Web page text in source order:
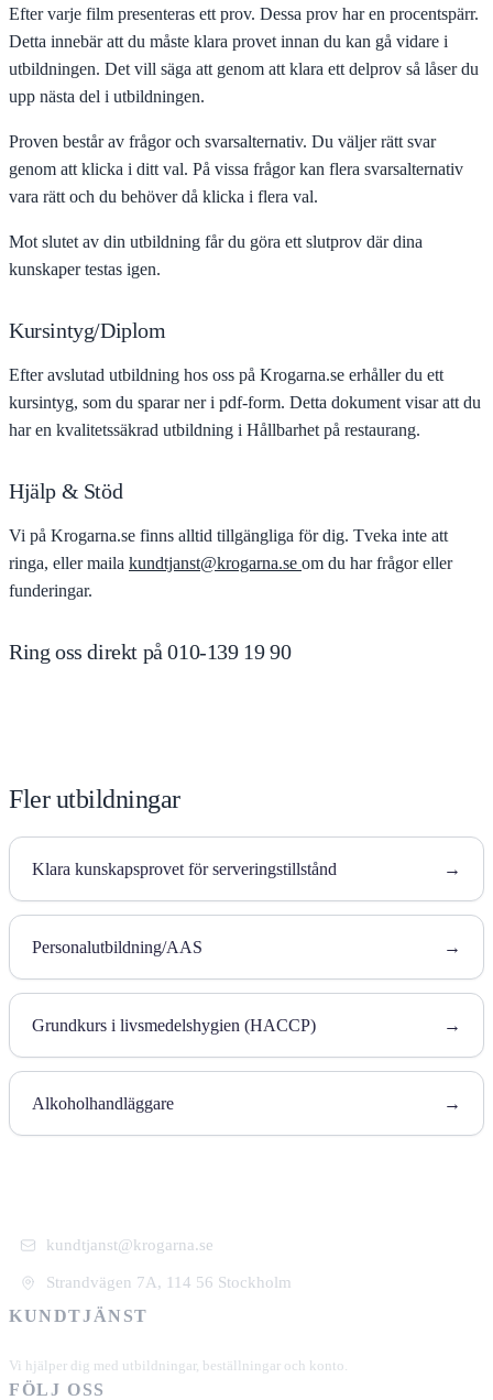
Efter varje film presenteras ett prov. Dessa prov har en procentspärr.
Detta innebär att du måste klara provet innan du kan gå vidare i
utbildningen. Det vill säga att genom att klara ett delprov så låser du
upp nästa del i utbildningen.
Proven består av frågor och svarsalternativ. Du väljer rätt svar
genom att klicka i ditt val. På vissa frågor kan flera svarsalternativ
vara rätt och du behöver då klicka i flera val.
Mot slutet av din utbildning får du göra ett slutprov där dina
kunskaper testas igen.
Kursintyg/Diplom
Efter avslutad utbildning hos oss på Krogarna.se erhåller du ett
kursintyg, som du sparar ner i pdf-form. Detta dokument visar att du
har en kvalitetssäkrad utbildning i Hållbarhet på restaurang.
Hjälp & Stöd
Vi på Krogarna.se finns alltid tillgängliga för dig. Tveka inte att
ringa, eller maila kundtjanst@krogarna.se om du har frågor eller
funderingar.
Ring oss direkt på 010-139 19 90
Fler utbildningar
Klara kunskapsprovet för serveringstillstånd →
Personalutbildning/AAS →
Grundkurs i livsmedelshygien (HACCP) →
Alkoholhandläggare →
kundtjanst@krogarna.se
Strandvägen 7A, 114 56 Stockholm
KUNDTJÄNST
Vi hjälper dig med utbildningar, beställningar och konto.
FÖLJ OSS